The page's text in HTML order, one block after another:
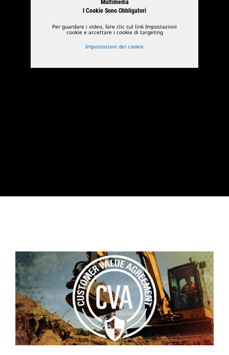
Multimedia
I Cookie Sono Obbligatori
Per guardare i video, fare clic sul link Impostazioni
cookie e accettare i cookie di targeting
Impostazioni dei cookie